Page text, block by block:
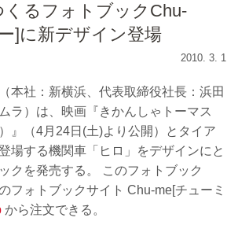
るフォトブックChu-
]に新デザイン登場
2010. 3. 1
本社：新横浜、代表取締役社長：浜田
ラ）は、映画『きかんしゃトーマス
』（4月24日(土)より公開）とタイア
場する機関車「ヒロ」をデザインにと
クを発売する。 このフォトブック
フォトブックサイト Chu-me[チューミ
から注文できる。